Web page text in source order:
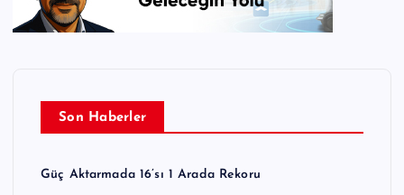
Son Haberler
Güç Aktarmada 16’sı 1 Arada Rekoru